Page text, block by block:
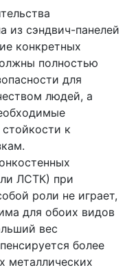
из сэндвич-панелей
конкретных
полностью
для
людей, а
к
ЛСТК) при
роли не играет,
для обоих видов
вес
более
металлических